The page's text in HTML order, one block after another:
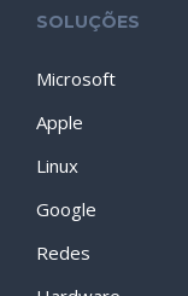
SOLUÇÕES
Microsoft
Apple
Linux
Google
Redes